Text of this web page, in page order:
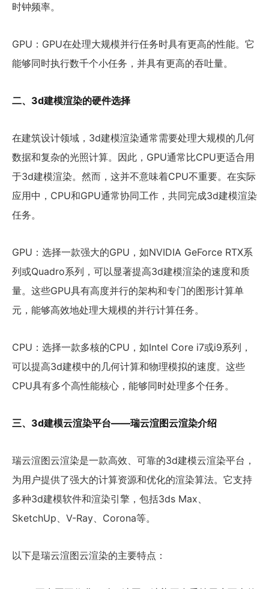
时钟频率。
GPU：GPU在处理大规模并行任务时具有更高的性能。它
能够同时执行数千个小任务，并具有更高的吞吐量。
二、3d建模渲染的硬件选择
在建筑设计领域，3d建模渲染通常需要处理大规模的几何
数据和复杂的光照计算。因此，GPU通常比CPU更适合用
于3d建模渲染。然而，这并不意味着CPU不重要。在实际
应用中，CPU和GPU通常协同工作，共同完成3d建模渲染
任务。
GPU：选择一款强大的GPU，如NVIDIA GeForce RTX系
列或Quadro系列，可以显著提高3d建模渲染的速度和质
量。这些GPU具有高度并行的架构和专门的图形计算单
元，能够高效地处理大规模的并行计算任务。
CPU：选择一款多核的CPU，如Intel Core i7或i9系列，
可以提高3d建模中的几何计算和物理模拟的速度。这些
CPU具有多个高性能核心，能够同时处理多个任务。
三、3d建模云渲染平台——瑞云渲图云渲染介绍
瑞云渲图云渲染是一款高效、可靠的3d建模云渲染平台，
为用户提供了强大的计算资源和优化的渲染算法。它支持
多种3d建模软件和渲染引擎，包括3ds Max、
SketchUp、V-Ray、Corona等。
以下是瑞云渲图云渲染的主要特点：